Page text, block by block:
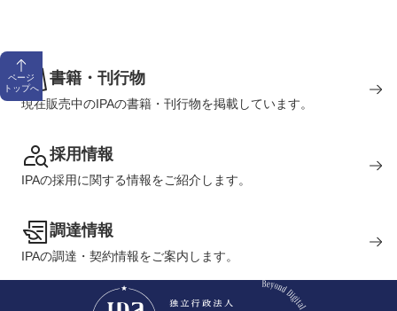
ページ
トップへ
書籍・刊行物
現在販売中のIPAの書籍・刊行物を掲載しています。
採用情報
IPAの採用に関する情報をご紹介します。
調達情報
IPAの調達・契約情報をご案内します。